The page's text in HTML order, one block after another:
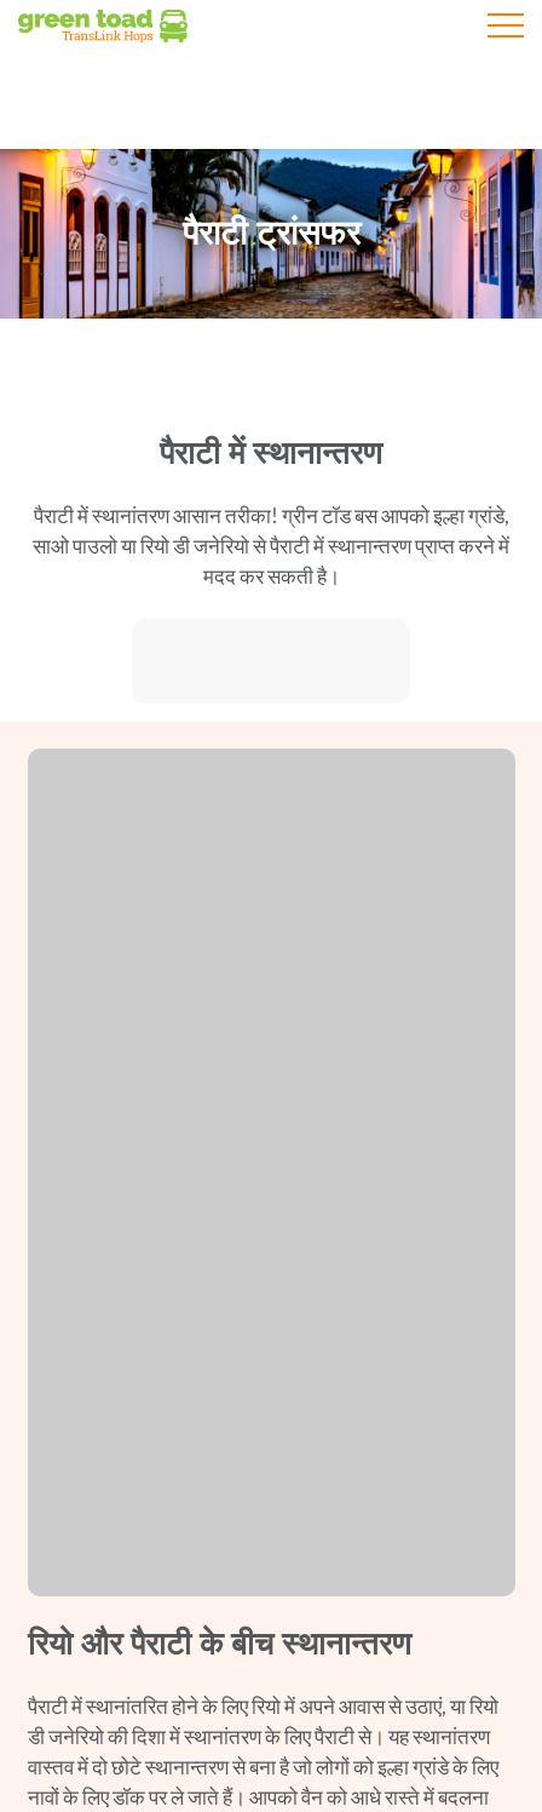
मोबाइल
पैराटी ट्रांसफर
पैराटी में स्थानान्तरण
पैराटी में स्थानांतरण आसान तरीका! ग्रीन टॉड बस आपको इल्हा ग्रांडे,
साओ पाउलो या रियो डी जनेरियो से पैराटी में स्थानान्तरण प्राप्त करने में
मदद कर सकती है।
रियो और पैराटी के बीच स्थानान्तरण
पैराटी में स्थानांतरित होने के लिए रियो में अपने आवास से उठाएं, या रियो
डी जनेरियो की दिशा में स्थानांतरण के लिए पैराटी से। यह स्थानांतरण
वास्तव में दो छोटे स्थानान्तरण से बना है जो लोगों को इल्हा ग्रांडे के लिए
नावों के लिए डॉक पर ले जाते हैं। आपको वैन को आधे रास्ते में बदलना